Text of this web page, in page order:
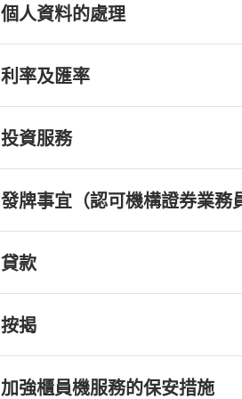
個人資料的處理
利率及匯率
投資服務
發牌事宜（認可機構證券業務
貸款
按揭
加強櫃員機服務的保安措施